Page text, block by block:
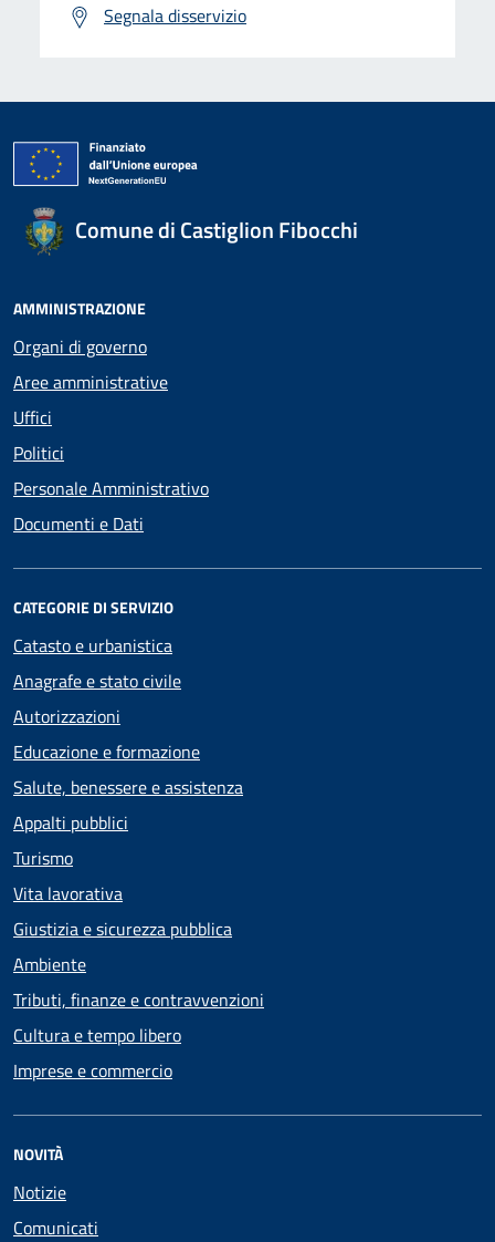
Segnala disservizio
Comune di Castiglion Fibocchi
AMMINISTRAZIONE
Organi di governo
Aree amministrative
Uffici
Politici
Personale Amministrativo
Documenti e Dati
CATEGORIE DI SERVIZIO
Catasto e urbanistica
Anagrafe e stato civile
Autorizzazioni
Educazione e formazione
Salute, benessere e assistenza
Appalti pubblici
Turismo
Vita lavorativa
Giustizia e sicurezza pubblica
Ambiente
Tributi, finanze e contravvenzioni
Cultura e tempo libero
Imprese e commercio
NOVITÀ
Notizie
Comunicati